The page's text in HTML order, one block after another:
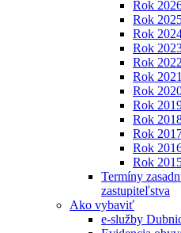
Rok
Rok
Rok
Rok
Rok 2022
Rok 2021
Rok
Rok
Rok
Rok
Rok
Rok
Termíny
zastupiteľstva
Ako vybaviť
e-služby